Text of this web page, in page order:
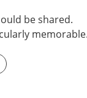
be shared.